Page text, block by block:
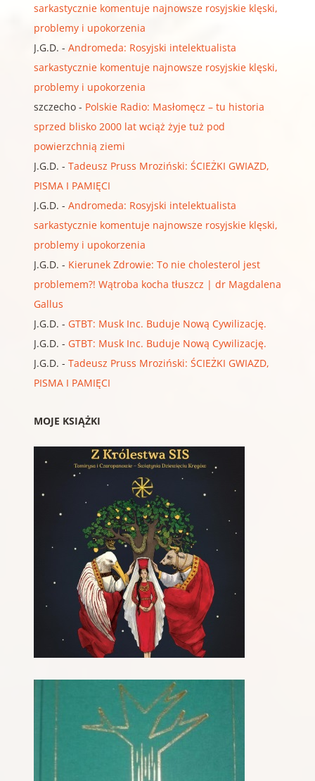
sarkastycznie komentuje najnowsze rosyjskie klęski,
problemy i upokorzenia
J.G.D. - Andromeda: Rosyjski intelektualista
sarkastycznie komentuje najnowsze rosyjskie klęski,
problemy i upokorzenia
szczecho- Polskie Radio: Masłomęcz – tu historia
sprzed blisko 2000 lat wciąż żyje tuż pod
powierzchnią ziemi
J.G.D. - Tadeusz Pruss Mroziński: ŚCIEŻKI GWIAZD,
PISMA I PAMIĘCI
J.G.D. - Andromeda: Rosyjski intelektualista
sarkastycznie komentuje najnowsze rosyjskie klęski,
problemy i upokorzenia
J.G.D. - Kierunek Zdrowie: To nie cholesterol jest
problemem?! Wątroba kocha tłuszcz | dr Magdalena
Gallus
J.G.D. - GTBT: Musk Inc. Buduje Nową Cywilizację.
J.G.D. - GTBT: Musk Inc. Buduje Nową Cywilizację.
J.G.D. - Tadeusz Pruss Mroziński: ŚCIEŻKI GWIAZD,
PISMA I PAMIĘCI
MOJE KSIĄŻKI